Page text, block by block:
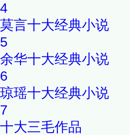
4
莫言十大经典小说
5
余华十大经典小说
6
琼瑶十大经典小说
7
十大三毛作品